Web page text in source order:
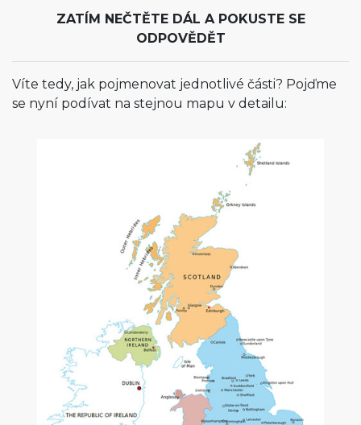
ZATÍM NEČTĚTE DÁL A POKUSTE SE
ODPOVĚDĚT
Víte tedy, jak pojmenovat jednotlivé části? Pojďme
se nyní podívat na stejnou mapu v detailu: